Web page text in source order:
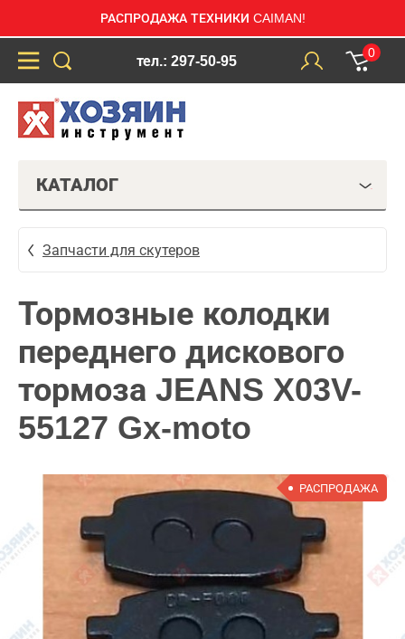
РАСПРОДАЖА ТЕХНИКИ CAIMAN!
тел.: 297-50-95
0
КАТАЛОГ
Запчасти для скутеров
Тормозные колодки
переднего дискового
тормоза JEANS X03V-
55127 Gx-moto
РАСПРОДАЖА